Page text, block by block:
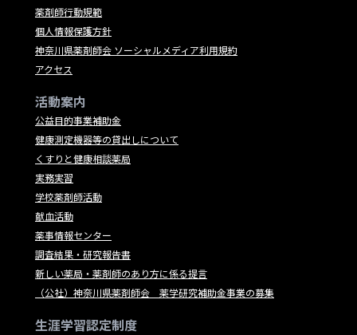
薬剤師行動規範
個人情報保護方針
神奈川県薬剤師会 ソーシャルメディア利用規約
アクセス
活動案内
公益目的事業補助金
健康測定機器等の貸出しについて
くすりと健康相談薬局
実務実習
学校薬剤師活動
献血活動
薬事情報センター
調査結果・研究報告書
新しい薬局・薬剤師のあり方に係る提言
（公社）神奈川県薬剤師会 薬学研究補助金事業の募集
生涯学習認定制度